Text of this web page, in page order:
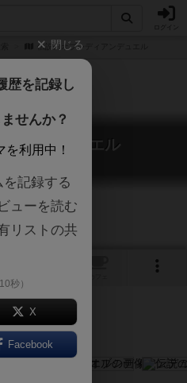
伝説のオブシディアンデュエル
ィアンデュエル
Obsidian Duel
閉じる
歴を記録し
せんか？
を利用中！
記録する
ューを読む
リストの共
秒）
X
Facebook